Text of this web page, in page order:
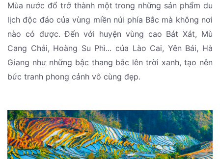
Mùa nước đổ trở thành một trong những sản phẩm du
lịch độc đáo của vùng miền núi phía Bắc mà không nơi
nào có được. Đến với huyện vùng cao Bát Xát, Mù
Cang Chải, Hoàng Su Phì... của Lào Cai, Yên Bái, Hà
Giang như những bậc thang bắc lên trời xanh, tạo nên
bức tranh phong cảnh vô cùng đẹp.